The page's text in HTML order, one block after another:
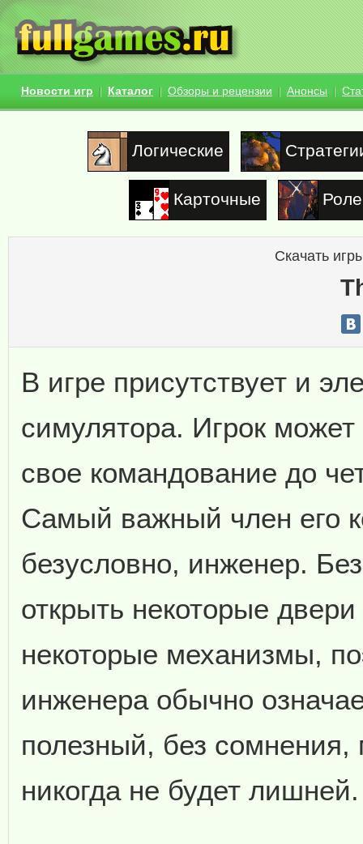
Новости игр Каталог Обзоры и рецензии Анонсы
Логические
Карточные
Скачать
В игре присутствует и
симулятора. Игрок
свое командование до
Самый важный член его
безусловно, инженер.
открыть некоторые
некоторые механизмы,
инженера обычно
полезный, без сомнения,
никогда не будет лишней.